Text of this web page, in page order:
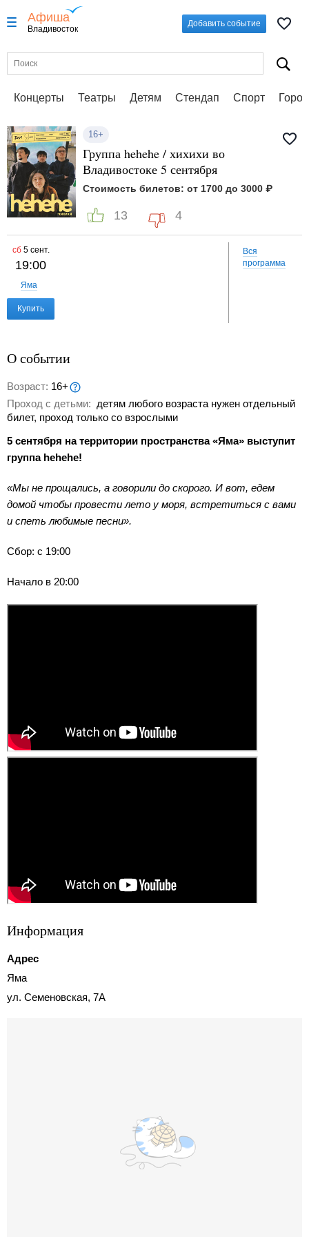
Афиша
Владивосток
Добавить событие
Концерты Театры Детям Стендап Спорт
16+
Группа hehehe / хихихи во
Владивостоке 5 сентября
Стоимость билетов: от 1700 до 3000 ₽
13 4
сб 5 сент.
19:00
Яма
Купить
Вся
программа
О событии
Возраст: 16+
Проход с детьми: детям любого возраста нужен отдельный
билет, проход только со взрослыми
5 сентября на территории пространства «Яма» выступит
группа hehehe!
«Мы не прощались, а говорили до скорого. И вот, едем
домой чтобы провести лето у моря, встретиться с вами
и спеть любимые песни».
Сбор: с 19:00
Начало в 20:00
Информация
Адрес
Яма
ул. Семеновская, 7А